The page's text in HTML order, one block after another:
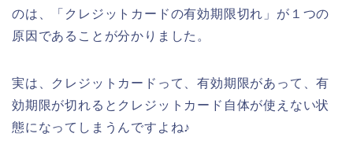
のは、「クレジットカードの有効期限切れ」が１つの
原因であることが分かりました。
実は、クレジットカードって、有効期限があって、有
効期限が切れるとクレジットカード自体が使えない状
態になってしまうんですよね♪